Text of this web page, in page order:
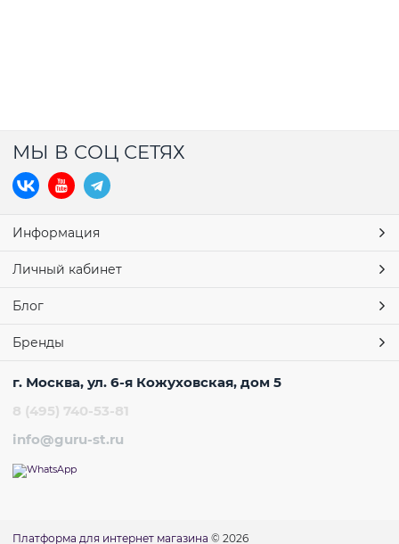
МЫ В СОЦ СЕТЯХ
Информация
Личный кабинет
Блог
Бренды
г. Москва, ул. 6-я Кожуховская, дом 5
8 (495) 740-53-81
info@guru-st.ru
Платформа для интернет магазина © 2026